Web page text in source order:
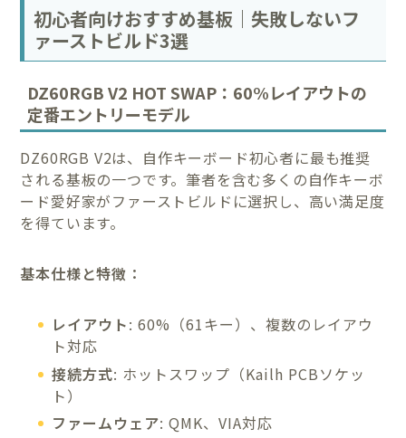
初心者向けおすすめ基板｜失敗しないフ
ァーストビルド3選
DZ60RGB V2 HOT SWAP：60%レイアウトの
定番エントリーモデル
DZ60RGB V2は、自作キーボード初心者に最も推奨
される基板の一つです。筆者を含む多くの自作キーボ
ード愛好家がファーストビルドに選択し、高い満足度
を得ています。
基本仕様と特徴：
レイアウト: 60%（61キー）、複数のレイアウ
ト対応
接続方式: ホットスワップ（Kailh PCBソケッ
ト）
ファームウェア: QMK、VIA対応